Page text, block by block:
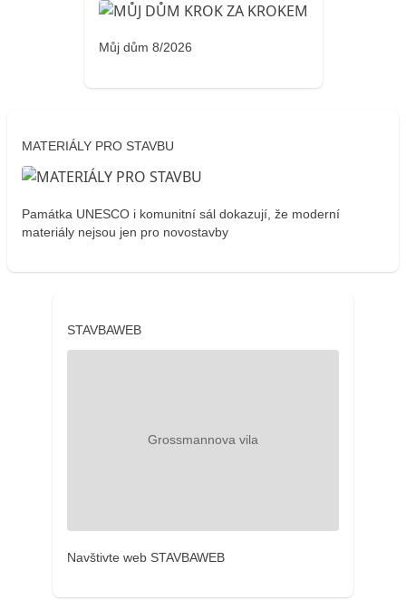
Můj dům 8/2026
MATERIÁLY PRO STAVBU
Památka UNESCO i komunitní sál dokazují, že moderní
materiály nejsou jen pro novostavby
STAVBAWEB
Navštivte web STAVBAWEB